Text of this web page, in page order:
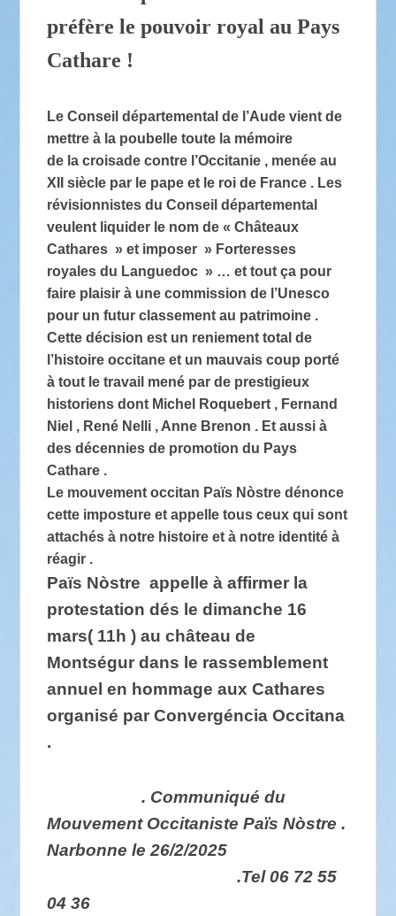
préfère le pouvoir royal au Pays
Cathare !
Le Conseil départemental de l’Aude vient de
mettre à la poubelle toute la mémoire
de la croisade contre l’Occitanie , menée au
XII siècle par le pape et le roi de France . Les
révisionnistes du Conseil départemental
veulent liquider le nom de « Châteaux
Cathares » et imposer » Forteresses
royales du Languedoc » … et tout ça pour
faire plaisir à une commission de l’Unesco
pour un futur classement au patrimoine .
Cette décision est un reniement total de
l’histoire occitane et un mauvais coup porté
à tout le travail mené par de prestigieux
historiens dont Michel Roquebert , Fernand
Niel , René Nelli , Anne Brenon . Et aussi à
des décennies de promotion du Pays
Cathare .
Le mouvement occitan Païs Nòstre dénonce
cette imposture et appelle tous ceux qui sont
attachés à notre histoire et à notre identité à
réagir .
Païs Nòstre appelle à affirmer la
protestation dés le dimanche 16
mars( 11h ) au château de
Montségur dans le rassemblement
annuel en hommage aux Cathares
organisé par Convergéncia Occitana
.
. Communiqué du
Mouvement Occitaniste Païs Nòstre .
Narbonne le 26/2/2025
.Tel 06 72 55
04 36